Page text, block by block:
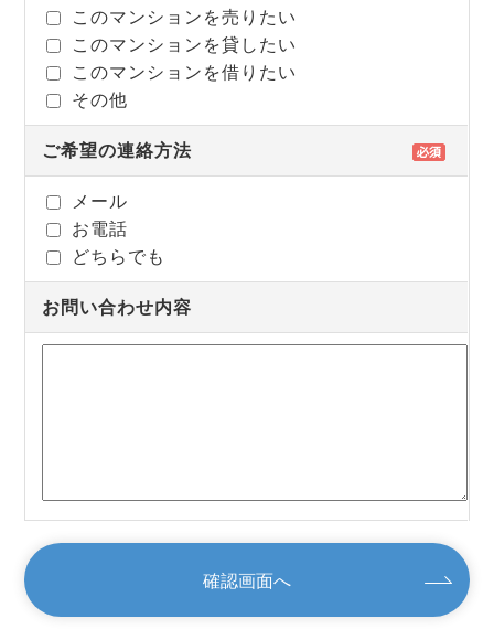
このマンションを売りたい
このマンションを貸したい
このマンションを借りたい
その他
ご希望の連絡方法
メール
お電話
どちらでも
お問い合わせ内容